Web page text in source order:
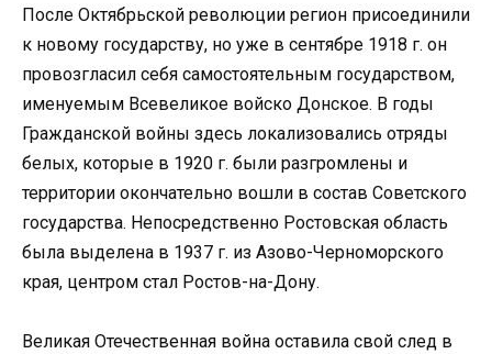
После Октябрьской революции регион присоединили
к новому государству, но уже в сентябре 1918 г. он
провозгласил себя самостоятельным государством,
именуемым Всевеликое войско Донское. В годы
Гражданской войны здесь локализовались отряды
белых, которые в 1920 г. были разгромлены и
территории окончательно вошли в состав Советского
государства. Непосредственно Ростовская область
была выделена в 1937 г. из Азово-Черноморского
края, центром стал Ростов-на-Дону.
Великая Отечественная война оставила свой след в